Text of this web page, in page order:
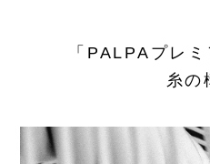
「PALPAプレ
糸の